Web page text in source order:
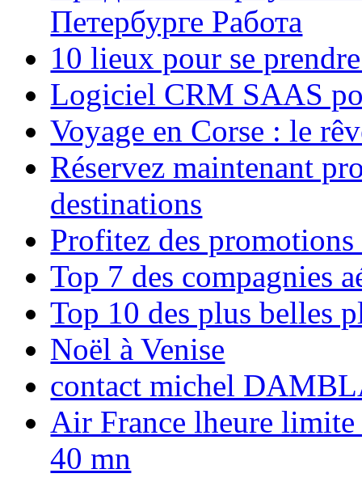
Петербурге Работа
10 lieux pour se
Logiciel CRM SAAS
Voyage en Corse : le
Réservez maintenant
destinations
Profitez des
Top 7 des compagnies
Top 10 des plus belles
Noël à Venise
contact michel
Air France lheure limite
40 mn